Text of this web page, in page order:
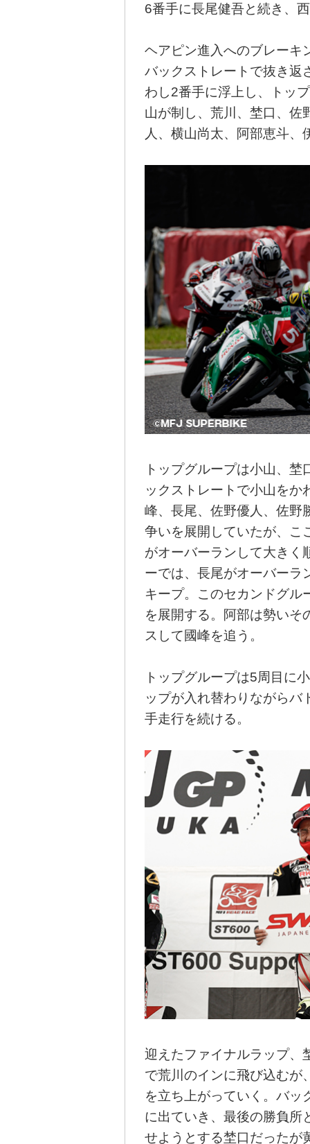
6番手に長尾健吾と続き、
ヘアピン進入へのブレーキ
バックストレートで抜き返
わし2番手に浮上し、トッ
山が制し、荒川、埜口、佐
人、横山尚太、阿部恵斗、
トップグループは小山、
ックストレートで小山をか
峰、長尾、佐野優人、佐野
争いを展開していたが、こ
がオーバーランして大きく
ーでは、長尾がオーバーラ
キープ。このセカンドグル
を展開する。阿部は勢いそ
スして國峰を追う。
トップグループは5周目に
ップが入れ替わりながらバ
手走行を続ける。
迎えたファイナルラップ、
で荒川のインに飛び込むが
を立ち上がっていく。バッ
に出ていき、最後の勝負所
せようとする埜口だったが